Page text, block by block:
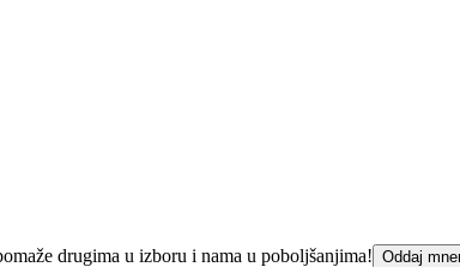
drugima u izboru i nama u poboljšanjima! Oddaj